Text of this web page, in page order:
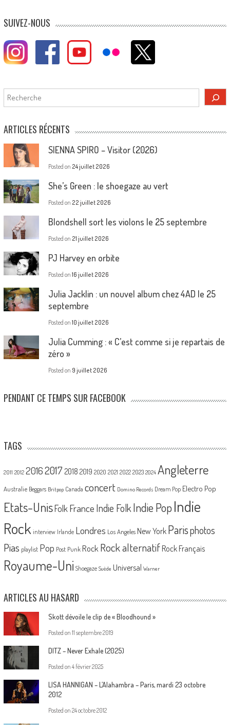
SUIVEZ-NOUS
Rechercher
ARTICLES RÉCENTS
SIENNA SPIRO – Visitor (2026)
Posted on 24 juillet 2026
She’s Green : le shoegaze au vert
Posted on 22 juillet 2026
Blondshell sort les violons le 25 septembre
Posted on 21 juillet 2026
PJ Harvey en orbite
Posted on 16 juillet 2026
Julia Jacklin : un nouvel album chez 4AD le 25
septembre
Posted on 10 juillet 2026
Julia Cumming : « C’est comme si je repartais de
zéro »
Posted on 9 juillet 2026
PENDANT CE TEMPS SUR FACEBOOK
TAGS
2011 2012 20162017 2018 2019 2020 2021 2022 2023 2024 Angleterre
Australie Beggars Britpop Canada concert Domino Records Dream Pop Electro Pop
Etats-UnisFolk France Indie Folk Indie PopIndie
Rock interview Irlande Londres Los Angeles New York Parisphotos
Pias playlist Pop Post Punk Rock Rock alternatif Rock Français
Royaume-Uni Shoegaze Suède Universal Warner
ARTICLES AU HASARD
Skott dévoile le clip de « Bloodhound »
Posted on 11 septembre 2019
DITZ – Never Exhale (2025)
Posted on 4 février 2025
LISA HANNIGAN – L’Alahambra – Paris, mardi 23 octobre
2012
Posted on 24 octobre 2012